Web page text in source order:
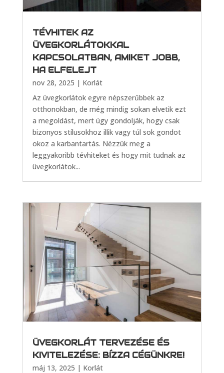
TÉVHITEK AZ
ÜVEGKORLÁTOKKAL
KAPCSOLATBAN, AMIKET JOBB,
HA ELFELEJT
nov 28, 2025 | Korlát
Az üvegkorlátok egyre népszerűbbek az
otthonokban, de még mindig sokan elvetik ezt
a megoldást, mert úgy gondolják, hogy csak
bizonyos stílusokhoz illik vagy túl sok gondot
okoz a karbantartás. Nézzük meg a
leggyakoribb tévhiteket és hogy mit tudnak az
üvegkorlátok...
ÜVEGKORLÁT TERVEZÉSE ÉS
KIVITELEZÉSE: BÍZZA CÉGÜNKRE!
máj 13, 2025 | Korlát